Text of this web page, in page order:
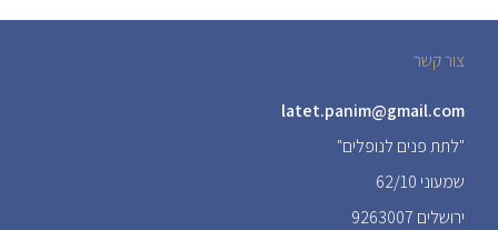
צור קשר
latet.panim@gmail.com
"לתת פנים לנופלים"
שמעוני 62/10
ירושלים 9263007